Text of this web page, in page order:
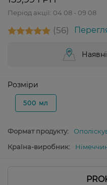
Період акції: 04 08 - 09 08
56
Розміри
500 мл
Формат продукту:
Країна-виробник: